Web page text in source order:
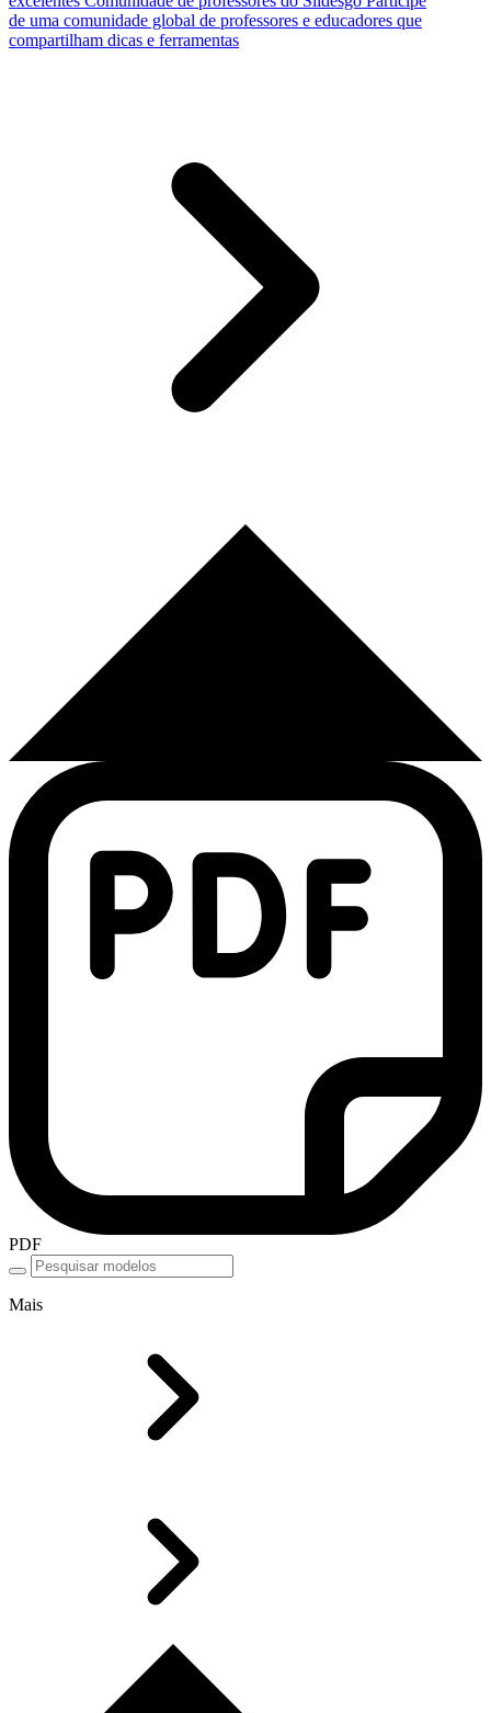
de uma comunidade global de professores e educadores que
compartilham dicas e ferramentas
PDF
Mais